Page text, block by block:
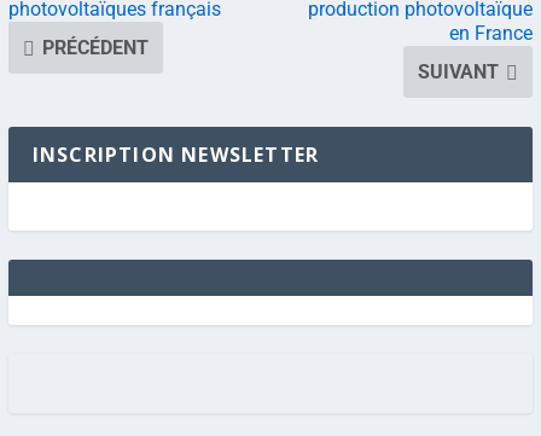
photovoltaïques français
PRÉCÉDENT
production photovoltaïque
en France
SUIVANT
INSCRIPTION NEWSLETTER